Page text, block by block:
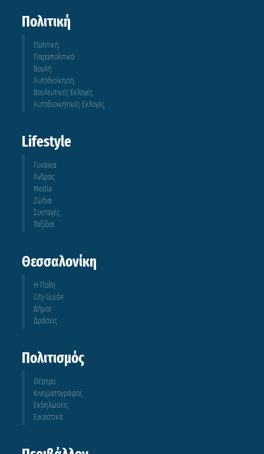
Πολιτική
Πολιτική
Παραπολιτικά
Βουλή
Αυτοδιοίκηση
Βουλευτικές Εκλογές
Αυτοδιοικητικές Εκλογές
Lifestyle
Γυναίκα
Άνδρας
Media
Ζώδια
Συνταγές
Ταξίδια
Θεσσαλονίκη
Η Πόλη
City Guide
Δήμοι
Δράσεις
Πολιτισμός
Θέατρο
Κινηματογράφος
Εκδηλώσεις
Εικαστικά